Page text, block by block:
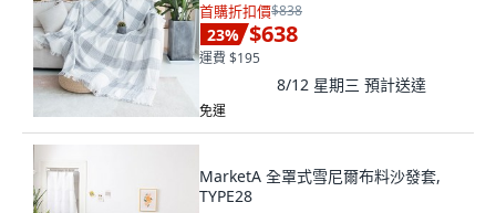
首購折扣價$838
23% $638
運費 $195
8/12 星期三 預計送達
免運
MarketA 全罩式雪尼爾布料沙發套,
TYPE28